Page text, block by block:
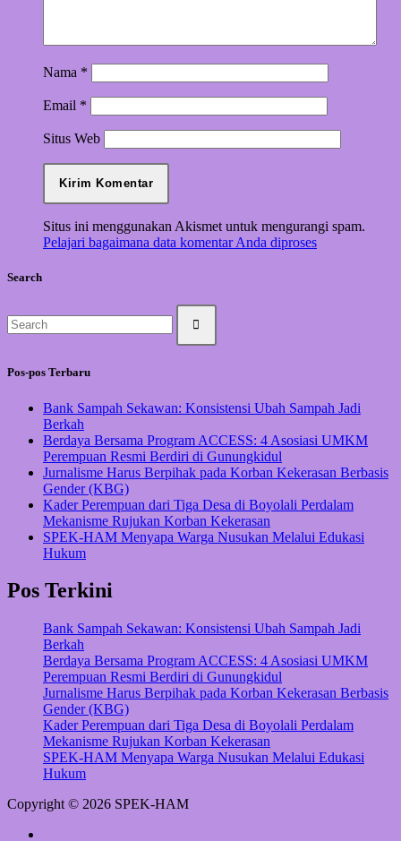
Nama *
Email *
Situs Web
Situs ini menggunakan Akismet untuk mengurangi spam.
Pelajari bagaimana data komentar Anda diproses
Search
Pos-pos Terbaru
Bank Sampah Sekawan: Konsistensi Ubah Sampah Jadi
Berkah
Berdaya Bersama Program ACCESS: 4 Asosiasi UMKM
Perempuan Resmi Berdiri di Gunungkidul
Jurnalisme Harus Berpihak pada Korban Kekerasan Berbasis
Gender (KBG)
Kader Perempuan dari Tiga Desa di Boyolali Perdalam
Mekanisme Rujukan Korban Kekerasan
SPEK-HAM Menyapa Warga Nusukan Melalui Edukasi
Hukum
Pos Terkini
Bank Sampah Sekawan: Konsistensi Ubah Sampah Jadi
Berkah
Berdaya Bersama Program ACCESS: 4 Asosiasi UMKM
Perempuan Resmi Berdiri di Gunungkidul
Jurnalisme Harus Berpihak pada Korban Kekerasan Berbasis
Gender (KBG)
Kader Perempuan dari Tiga Desa di Boyolali Perdalam
Mekanisme Rujukan Korban Kekerasan
SPEK-HAM Menyapa Warga Nusukan Melalui Edukasi
Hukum
Copyright © 2026 SPEK-HAM